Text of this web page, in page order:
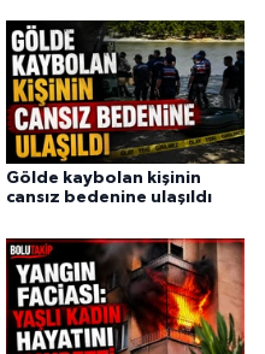
Gölde kaybolan kişinin
cansız bedenine ulaşıldı